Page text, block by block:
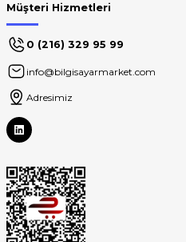
Müşteri Hizmetleri
0 (216) 329 95 99
info@bilgisayarmarket.com
Adresimiz